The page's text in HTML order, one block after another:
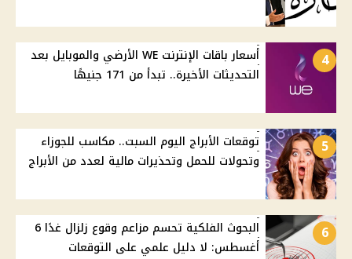
4
أسعار باقات الإنترنت WE الأرضي والموبايل بعد
التحديثات الأخيرة.. تبدأ من 171 جنيهًا
5
توقعات الأبراج اليوم السبت.. مكاسب للجوزاء
وتحولات للحمل وتحذيرات مالية لعدد من الأبراج
6
البحوث الفلكية تحسم مزاعم وقوع زلزال غدًا 6
أغسطس: لا دليل علمي على التوقعات